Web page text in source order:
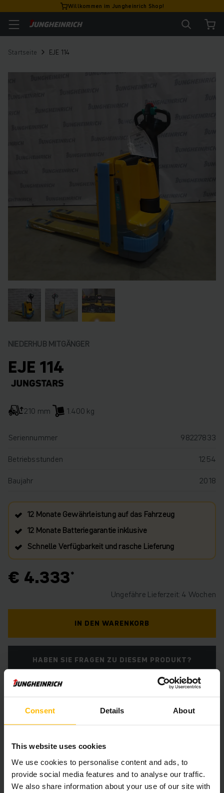
Consent Details About
This website uses cookies
We use cookies to personalise content and ads, to
provide social media features and to analyse our traffic.
We also share information about your use of our site with
Willkommen im Jungheinrich Shop!
Startseite EJE 114
NIEDERHUB MITGÄNGER
EJE 114
210 mm 1.400 kg
Seriennummer
98227833
Betriebsstunden
1254
Baujahr
2018
12 Monate Gewährleistung auf das Fahrzeug
12 Monate Batteriegarantie inklusive
Schnelle Verfügbarkeit und rasche Lieferung
€ 4.333
Ungefähre Lieferzeit: 4 Wochen
IN DEN WARENKORB
HABEN SIE FRAGEN ZU DIESEM PRODUKT?
Der folgende Abschnitt bietet eine umfassende
Zusammenfassung der technischen Spezifikationen und
Ausstattungen des Fahrzeugs.